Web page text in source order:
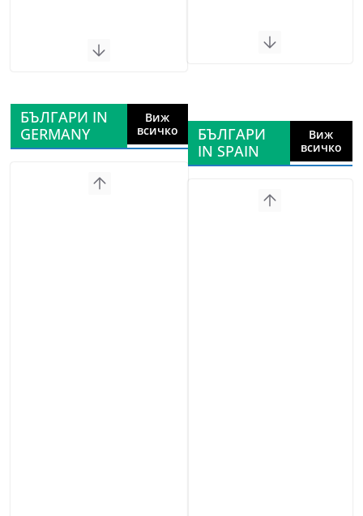
БЪЛГАРИ IN
GERMANY
Виж
всичко
БЪЛГАРИ
IN SPAIN
Виж
всичко